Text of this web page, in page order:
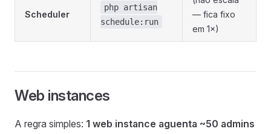
Scheduler
php artisan
schedule:run
— fica fixo
em 1×)
Web instances
A regra simples: 1 web instance aguenta ~50 admins